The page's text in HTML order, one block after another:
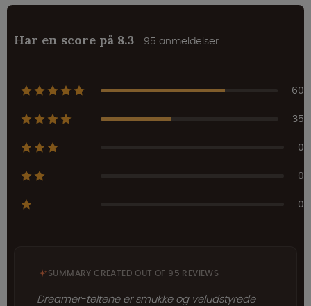
Har en score på 8.3 95 anmeldelser
60
35
0
0
0
SUMMARY CREATED OUT OF 95 REVIEWS
Dreamer-teltene er smukke og veludstyrede